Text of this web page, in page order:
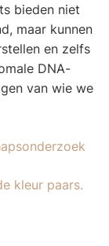
bieden niet
maar kunnen
en zelfs
DNA-
van wie we
kleur paars.